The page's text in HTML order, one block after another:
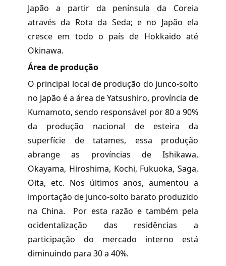
Japão a partir da península da Coreia
através da Rota da Seda; e no Japão ela
cresce em todo o país de Hokkaido até
Okinawa.
Área de produção
O principal local de produção do junco-solto
no Japão é a área de Yatsushiro, província de
Kumamoto, sendo responsável por 80 a 90%
da produção nacional de esteira da
superfície de tatames, essa produção
abrange as províncias de Ishikawa,
Okayama, Hiroshima, Kochi, Fukuoka, Saga,
Oita, etc. Nos últimos anos, aumentou a
importação de junco-solto barato produzido
na China. Por esta razão e também pela
ocidentalização das residências a
participação do mercado interno está
diminuindo para 30 a 40%.